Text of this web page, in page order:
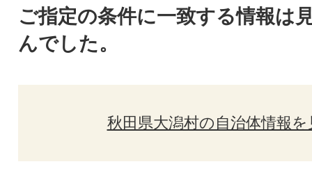
ご指定の条件に一致する情報は
んでした。
秋田県大潟村の自治体情報を